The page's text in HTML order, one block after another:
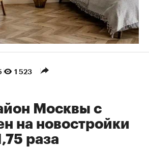
1 523
Москвы с
на новостройки
раза